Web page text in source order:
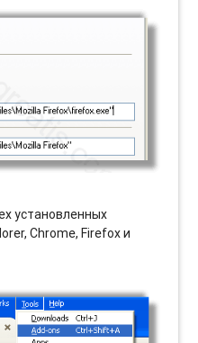
установленных
Chrome, Firefox и